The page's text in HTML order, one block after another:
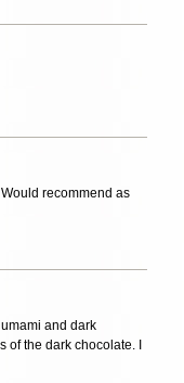
recommend as
and dark
the dark chocolate. I